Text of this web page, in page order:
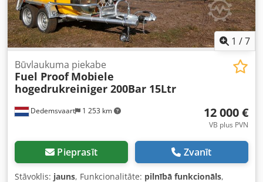
1 /7
Dedemsvaart 1 253 km
Būvlaukuma piekabe
Fuel Proof Mobiele
hogedrukreiniger 200Bar 15Ltr
12 000 €
VB plus PVN
Pieprasīt Zvanīt
Stāvoklis: jauns, Funkcionalitāte: pilnībā funkcionāls,